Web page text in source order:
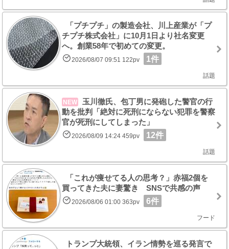
「プチプチ」の製造会社、川上産業が「プ
チプチ株式会社」に10月1日より社名変更
へ。創業58年で初めての変更。
2026/08/07 09:51 122pv 1件
話題
NEW
玉川徹氏、包丁男に発砲した警官の行
動を批判「絶対に死刑にならない犯罪を警察
官が死刑にしてしまった」
2026/08/09 14:24 459pv 12件
話題
「これが痩せてる人の思考？」赤福2個を
買ってきた夫に妻驚き SNSで共感の声
2026/08/06 01:00 363pv 6件
フード
トランプ大統領、イラン情勢を巡る発言で